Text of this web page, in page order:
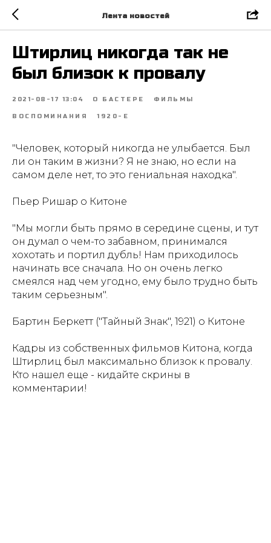
Лента новостей
Штирлиц никогда так не
был близок к провалу
2021-08-17 13:04 О БАСТЕРЕ ФИЛЬМЫ
ВОСПОМИНАНИЯ 1920-Е
"Человек, который никогда не улыбается. Был
ли он таким в жизни? Я не знаю, но если на
самом деле нет, то это гениальная находка".
Пьер Ришар о Китоне
"Мы могли быть прямо в середине сцены, и тут
он думал о чем-то забавном, принимался
хохотать и портил дубль! Нам приходилось
начинать все сначала. Но он очень легко
смеялся над чем угодно, ему было трудно быть
таким серьезным".
Бартин Беркетт ("Тайный Знак", 1921) о Китоне
Кадры из собственных фильмов Китона, когда
Штирлиц был максимально близок к провалу.
Кто нашел еще - кидайте скрины в
комментарии!